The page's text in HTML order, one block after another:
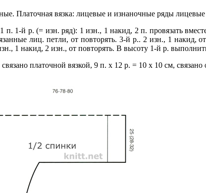
Платочная вязка: лицевые и изнаночные ряды лицевые
п. 1-й р. (= изн. ряд): 1 изн., 1 накид, 2 п. провязать
лиц. петли, от повторять. 3-й р.. 2 изн., 1 накид,
1 накид, 2 изн., от повторять. В высоту 1-й р.
платочной вязкой, 9 п. х 12 р. = 10 х 10 см,